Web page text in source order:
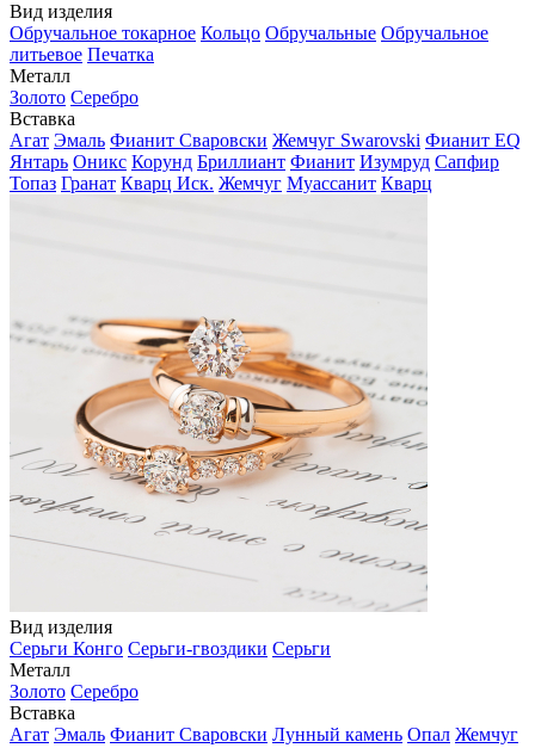
Вид изделия
Обручальное токарное Кольцо Обручальные Обручальное
литьевое Печатка
Металл
Золото Серебро
Вставка
Агат Эмаль Фианит Сваровски Жемчуг Swarovski Фианит EQ
Янтарь Оникс Корунд Бриллиант Фианит Изумруд Сапфир
Топаз Гранат Кварц Иск. Жемчуг Муассанит Кварц
Вид изделия
Серьги Конго Серьги-гвоздики Серьги
Металл
Золото Серебро
Вставка
Агат Эмаль Фианит Сваровски Лунный камень Опал Жемчуг